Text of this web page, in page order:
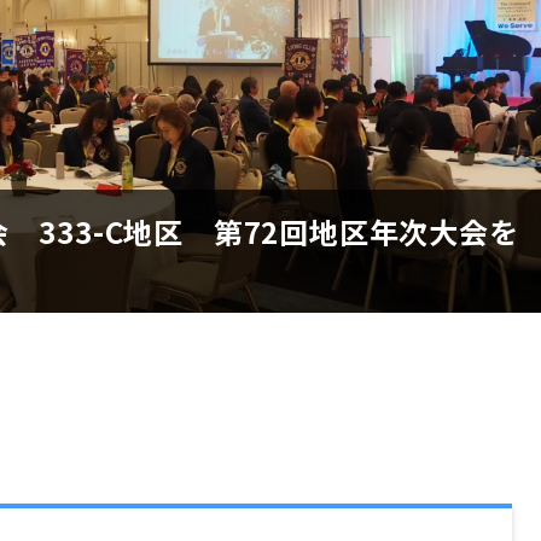
333-C地区 第72回地区年次大会を